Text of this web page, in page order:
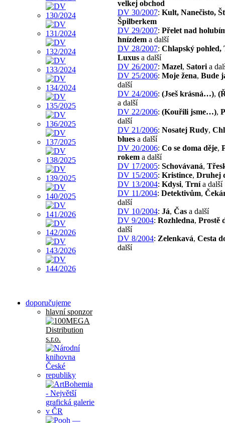
doporučujeme
hlavní sponzor
velkej obchod
DV 30/2007: Kult, Nanečisto,
Špilberkem
DV 29/2007: Přelet nad
hnízdem a další
DV 28/2007: Chlapský pohled,
Luxus a další
DV 26/2007: Mazel, Satori a
DV 25/2006: Moje žena, Bude
další
DV 24/2006: (Jseš krásná…),
a další
DV 22/2006: (Kouřili jsme…),
další
DV 21/2006: Nosatej Rudy,
blues a další
DV 20/2006: Co se doma děje,
rokem a další
DV 17/2005: Schovávaná,
DV 15/2005: Kristince, Druhej
DV 13/2004: Kdysi, Trnía další
DV 11/2004: Detektivům,
další
DV 10/2004: Já, Čas a další
DV 9/2004: Rozhledna, Prostě
další
DV 8/2004: Zelenkavá, Cesta
další